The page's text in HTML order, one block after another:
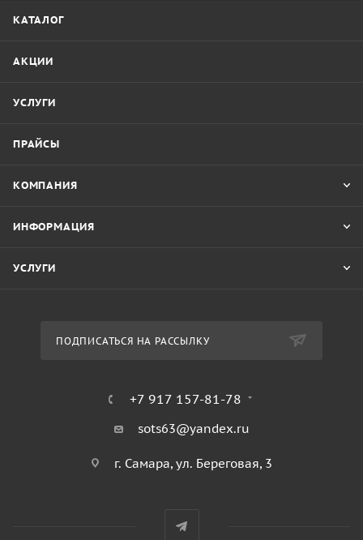
стойкости к коррозии. Такие листы незаменимы для
условиях.
КАТАЛОГ
АКЦИИ
УСЛУГИ
ПРАЙСЫ
КОМПАНИЯ
ИНФОРМАЦИЯ
УСЛУГИ
ПОДПИСАТЬСЯ НА РАССЫЛКУ
+7 917 157-81-78
sots63@yandex.ru
г. Самара, ул. Береговая, 3